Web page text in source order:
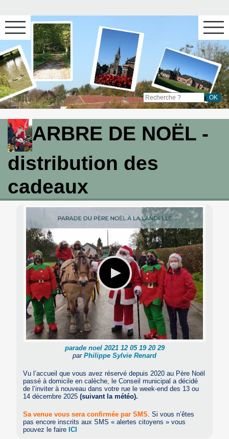
ARBRE DE NOËL -
distribution des
cadeaux
parade noel 2021 12 05 19 20 29
par Philippe Sylvie Renard
Vu l’accueil que vous avez réservé depuis 2020 au Père Noël
passé à domicile en calèche, le Conseil municipal a décidé
de l’inviter à nouveau dans votre rue le week-end des 13 ou
14 décembre 2025(suivant la météo).
Sa venue vous sera confirmée par SMS. Si vous n’êtes
pas encore inscrits aux SMS « alertes citoyens » vous
pouvez le faire ICI